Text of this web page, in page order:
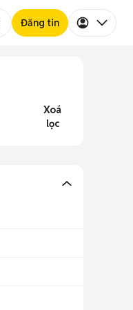
Đăng tin
Xoá
lọc